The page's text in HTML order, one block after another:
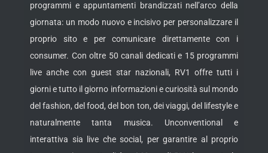
programmi e appuntamenti brandizzati nell’arco della
giornata: un modo nuovo e incisivo per personalizzare il
proprio sito e per comunicare direttamente con i
consumer. Con oltre 50 canali dedicati e 15 programmi
live anche con guest star nazionali, RV1 offre tutti i
giorni e tutto il giorno informazioni e curiosità sul mondo
del fashion, del food, del bon ton, dei viaggi, del lifestyle e
naturalmente tanta musica. Unconventional e
interattiva sia live che social, per garantire al proprio